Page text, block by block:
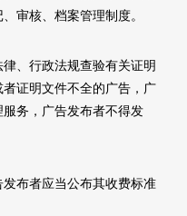
审核、档案管理制度。
、行政法规查验有关证明
证明文件不全的广告，广
务，广告发布者不得发
者应当公布其收费标准